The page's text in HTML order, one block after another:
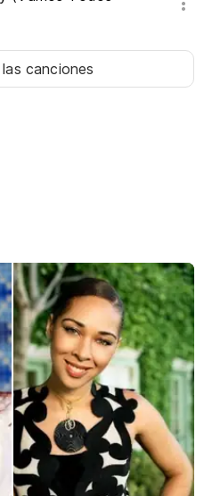
canciones